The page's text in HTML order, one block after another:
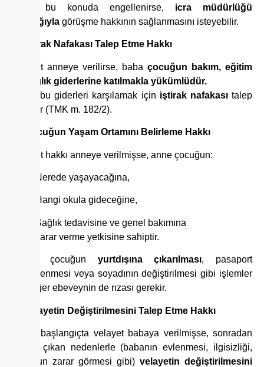
Anne bu konuda engellenirse, icra müdürlüğü
aracılığıyla görüşme hakkının sağlanmasını isteyebilir.
İştirak Nafakası Talep Etme Hakkı
Velayet anneye verilirse, baba çocuğun bakım, eğitim
ve sağlık giderlerine katılmakla yükümlüdür.
Anne, bu giderleri karşılamak için iştirak nafakasıtalep
edebilir (TMK m. 182/2).
Çocuğun Yaşam Ortamını Belirleme Hakkı
Velayet hakkı anneye verilmişse, anne çocuğun:
Nerede yaşayacağına,
Hangi okula gideceğine,
Sağlık tedavisine ve genel bakımına
karar verme yetkisine sahiptir.
Ancak çocuğun yurtdışına çıkarılması, pasaport
düzenlenmesi veya soyadının değiştirilmesi gibi işlemler
için diğer ebeveynin de rızası gerekir.
Velayetin Değiştirilmesini Talep Etme Hakkı
Anne, başlangıçta velayet babaya verilmişse, sonradan
ortaya çıkan nedenlerle (babanın evlenmesi, ilgisizliği,
çocuğun zarar görmesi gibi) velayetin değiştirilmesini